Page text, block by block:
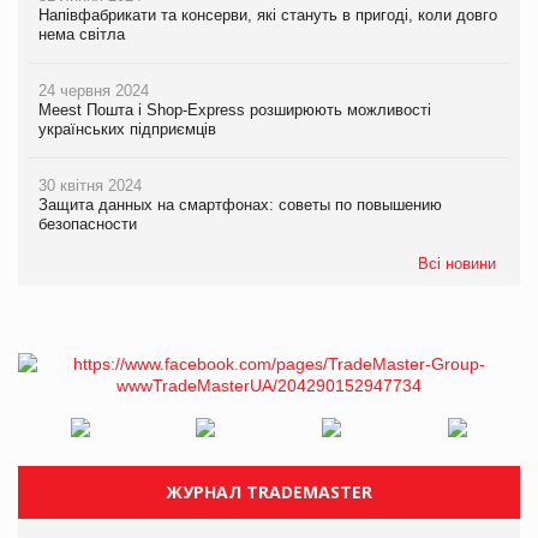
Напівфабрикати та консерви, які стануть в пригоді, коли довго
нема світла
24 червня 2024
Meest Пошта і Shop-Express розширюють можливості
українських підприємців
30 квітня 2024
Защита данных на смартфонах: советы по повышению
безопасности
Всі новини
ЖУРНАЛ TRADEMASTER